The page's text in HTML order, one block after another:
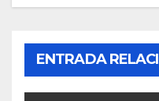
ENTRADA